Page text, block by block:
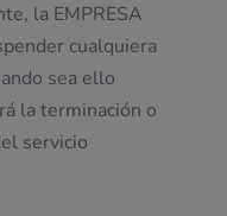
la EMPRESA
cualquiera
sea ello
la terminación o
servicio